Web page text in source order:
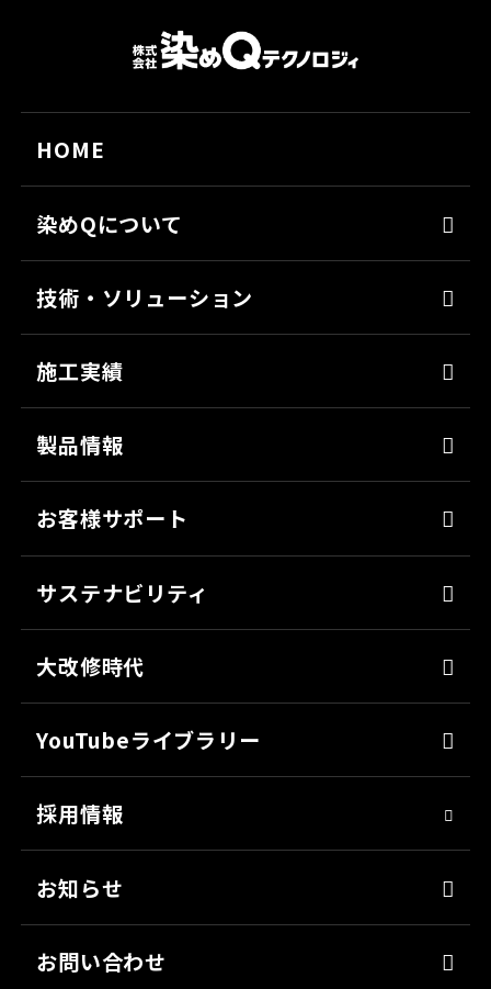
HOME
染めQについて
会社概要
沿革
技術・ソリューション
強靭化工法
ソリューション
施工実績
製品情報
ミッチャクロン
パテ
上塗り
サフェーサー
シーリング・接着剤
クリーナー・脱脂剤
お客様サポート
各種書類のご依頼
会社見学
サステナビリティ
技術革新
社会貢献
人材育成
アスリート社員
職場環境
大改修時代
YouTubeライブラリー
採用情報
お知らせ
お問い合わせ